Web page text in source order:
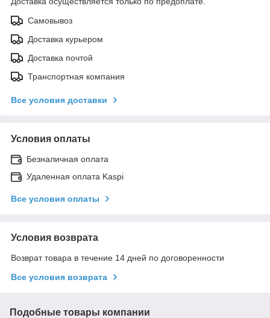
Самовывоз
Доставка курьером
Доставка почтой
Транспортная компания
Все условия доставки
Условия оплаты
Безналичная оплата
Удаленная оплата Kaspi
Все условия оплаты
Условия возврата
Возврат товара в течение 14 дней по договоренности
Все условия возврата
Подобные товары компании